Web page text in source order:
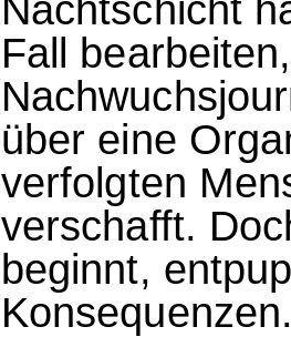
Nachtschicht
Fall
über eine
verfolgten
verschafft.
beginnt,